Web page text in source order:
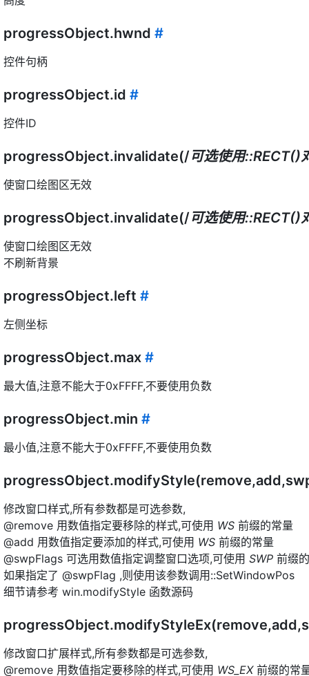
progressObject.hwnd #
控件句柄
progressObject.id #
控件ID
progressObject.invalidate(/可选使用::RECT()
使窗口绘图区无效
progressObject.invalidate(/可选使用::RECT()
使窗口绘图区无效
不刷新背景
progressObject.left #
左侧坐标
progressObject.max #
最大值,注意不能大于0xFFFF,不要使用负数
progressObject.min #
最小值,注意不能大于0xFFFF,不要使用负数
修改窗口样式,所有参数都是可选参数,
@remove 用数值指定要移除的样式,可使用 WS 前缀的常量
@add 用数值指定要添加的样式,可使用 WS 前缀的常量
@swpFlags 可选用数值指定调整窗口选项,可使用 SWP 前缀
如果指定了 @swpFlag ,则使用该参数调用::SetWindowPos
细节请参考 win.modifyStyle 函数源码
修改窗口扩展样式,所有参数都是可选参数,
@remove 用数值指定要移除的样式,可使用 WS_EX前缀的常